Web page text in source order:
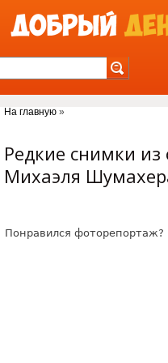
На главную »
Редкие снимки
Михаэля
Понравился фоторепортаж?